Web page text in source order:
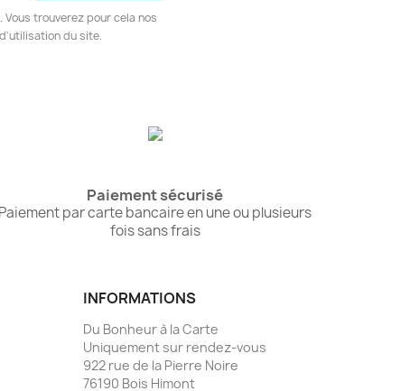
trouverez pour cela nos
du site.
Paiement sécurisé
Paiement par carte bancaire en une ou plusieurs
fois sans frais
INFORMATIONS
Du Bonheur à la Carte
Uniquement sur rendez-vous
922 rue de la Pierre Noire
76190 Bois Himont